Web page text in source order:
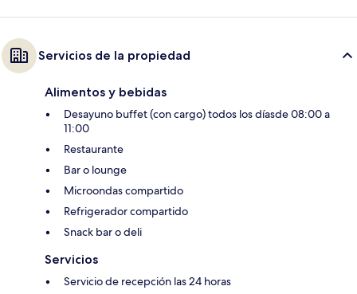
Servicios de la propiedad
Alimentos y bebidas
Desayuno buffet (con cargo) todos los díasde 08:00 a
11:00
Restaurante
Bar o lounge
Microondas compartido
Refrigerador compartido
Snack bar o deli
Servicios
Servicio de recepción las 24 horas